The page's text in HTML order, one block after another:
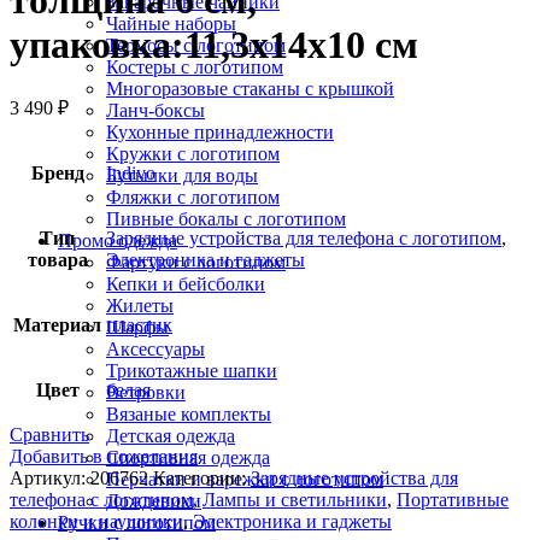
Чайные наборы
Термосы с логотипом
Костеры с логотипом
Многоразовые стаканы с крышкой
Ланч-боксы
Кухонные принадлежности
Кружки с логотипом
Бутылки для воды
Фляжки с логотипом
Пивные бокалы с логотипом
Промо одежда
Фартуки с логотипом
Кепки и бейсболки
Жилеты
Шарфы
Аксессуары
Трикотажные шапки
Ветровки
Вязаные комплекты
Детская одежда
Спортивная одежда
Перчатки и варежки с логотипом
Дождевики
Ручки с логотипом
упаковка:11,3x14x10 см
3 490 ₽
Бренд Indivo
Тип
товара
Зарядные устройства для телефона с логотипом,
Электроника и гаджеты
Материал пластик
Цвет белая
Сравнить
Добавить в пожелания
Артикул:206762Категории: Зарядные устройства для
телефона с логотипом, Лампы и светильники, Портативные
колонки и наушники, Электроника и гаджеты